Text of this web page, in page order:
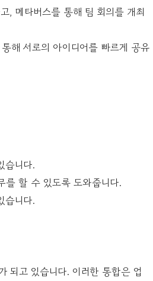
, 메타버스를 통해 팀 회의를 개최
해 서로의 아이디어를 빠르게 공유
습니다.
를 할 수 있도록 도와줍니다.
습니다.
되고 있습니다. 이러한 통합은 업